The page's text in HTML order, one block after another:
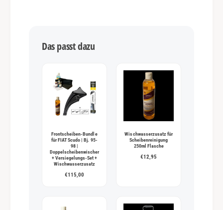
Das passt dazu
Frontscheiben-Bundle
für FIAT Scudo | Bj. 95-
98 |
Doppelscheibenwischer
+ Versiegelungs-Set +
Wischwasserzusatz
€115,00
Wischwasserzusatz für
Scheibenreinigung
250ml Flasche
€12,95